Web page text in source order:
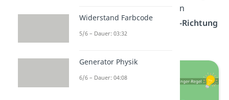
, was in
unserem Fall die positive
y-Richtung
ist.
Widerstand Farbcode
5/6 – Dauer: 03:32
Generator Physik
6/6 – Dauer: 04:08